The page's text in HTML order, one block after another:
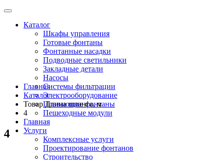
Каталог
Шкафы управления
Готовые фонтаны
Фонтанные насадки
Подводные светильники
Закладные детали
Насосы
Системы фильтрации
Электрооборудование
Плавающие фонтаны
Пешеходные модули
Главная
Услуги
Комплексные услуги
Проектирование фонтанов
Строительство
Главная
Каталог
Товар Длина шланга, м
4
4